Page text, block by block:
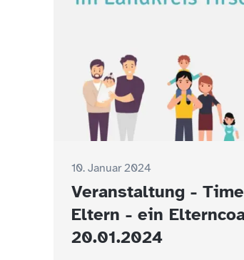
10. Januar 2024
Veranstaltung -
Eltern - ein
20.01.2024